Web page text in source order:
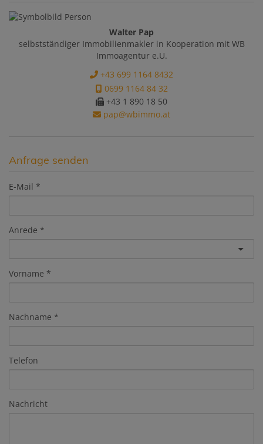
Walter Pap
selbstständiger Immobilienmakler in Kooperation mit WB
Immoagentur e.U.
+43 699 1164 8432
0699 1164 84 32
+43 1 890 18 50
pap@wbimmo.at
Anfrage senden
E-Mail
Anrede
Vorname
Nachname
Telefon
Nachricht